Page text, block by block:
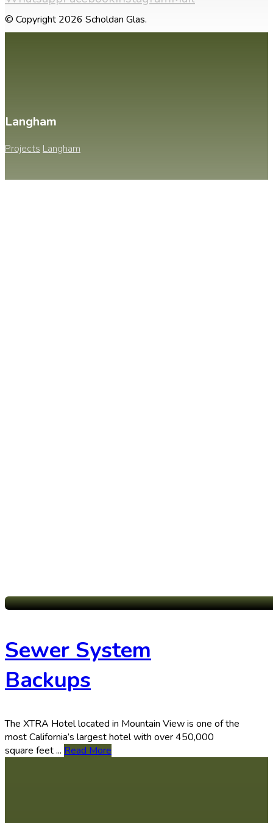
© Copyright 2026 Scholdan Glas.
Langham
Projects Langham
Sewer System
Backups
The XTRA Hotel located in Mountain View is one of the
most California’s largest hotel with over 450,000
square feet ... Read More